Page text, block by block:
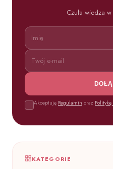
Czuła wiedza
Akceptuję Regulamin oraz
KATEGORIE